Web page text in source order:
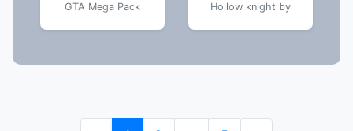
GTA Mega Pack Hollow knight by